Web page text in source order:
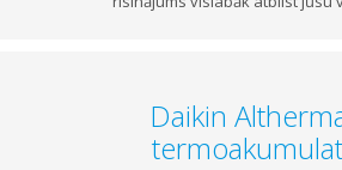
Daikin